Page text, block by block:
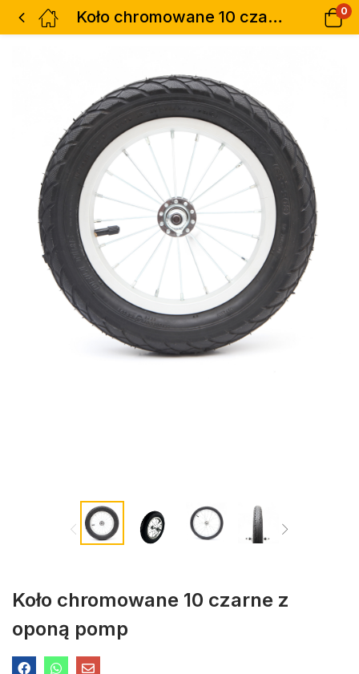
Koło chromowane 10 czarne z oponą pomp 0
Koło chromowane 10 czarne z
oponą pomp